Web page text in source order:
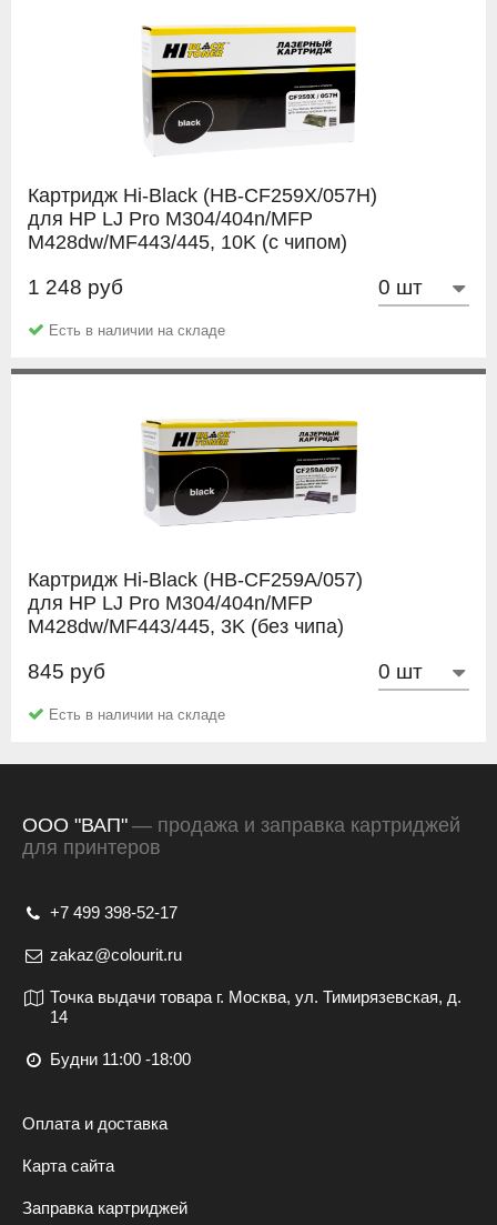
Картридж Hi-Black (HB-CF259X/057H)
для HP LJ Pro M304/404n/MFP
M428dw/MF443/445, 10K (с чипом)
Hi-Black
1 248 руб
Есть в наличии на складе
Картридж Hi-Black (HB-CF259A/057)
для HP LJ Pro M304/404n/MFP
M428dw/MF443/445, 3K (без чипа)
Hi-Black
845 руб
Есть в наличии на складе
ООО "ВАП" — продажа и заправка картриджей
для принтеров
+7 499 398-52-17
zakaz@colourit.ru
Точка выдачи товара г. Москва, ул. Тимирязевская, д.
14
Будни 11:00 -18:00
Оплата и доставка
Карта сайта
Заправка картриджей